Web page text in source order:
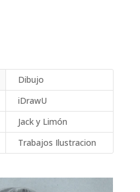
Dibujo
iDrawU
Jack y Limón
Trabajos Ilustracion